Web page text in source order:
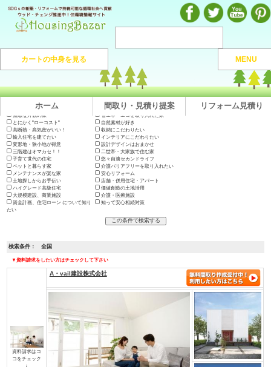
カートの中身を見る MENU
ホーム 間取り・見積り提案 リフォーム見積り
注文住宅のマンガや施工実例、動画を見ながら地域の優良工務店が探せるハウジングバザール
注文住宅HOME> 地域から捜す >全国
出展会社一覧
テーマで絞り込む
木の家に住みたい 地震に強い高耐久の家
長期優良住宅・200年住宅
やっぱり"和"が好き
素敵な外観の家
省エネ・エコを取り入れた家
とにかく"ローコスト"
高断熱・高気密がいい！
設計デザインはおまかせ
子育て世代の住宅
メンテナンスが楽な家
安心リフォーム
土地探しからお手伝い
店舗・併用住宅・アパート
ハイグレード高級住宅
価値創造の土地活用
介護・医療施設
資金計画、住宅ローン について知り
知って安心相続対策